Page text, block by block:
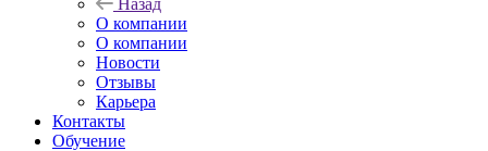
Назад
О компании
О компании
Новости
Отзывы
Карьера
Контакты
Обучение